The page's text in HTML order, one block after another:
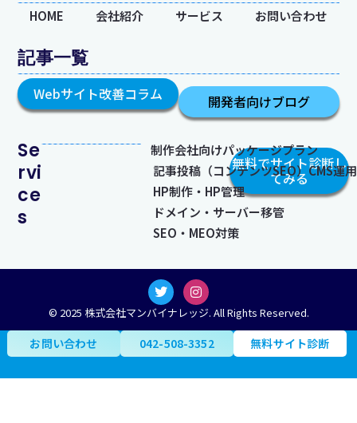
HOME 会社紹介 サービス お問い合わせ
記事一覧
Webサイト改善コラム 開発者向けブログ
Se
rvi
ce
s
制作会社向けパッケージプラン
記事投稿（コンテンツSEO）CMS運用​
HP制作・HP管理
ドメイン・サーバー移管
SEO・MEO対策
無料でサイト診断し
てみる
T
w
i
t
t
e
r
I
n
s
t
a
g
r
a
© 2025 株式会社マンバイナレッジ. All Rights Reserved.
お問い合わせ 042-508-3352 無料サイト診断